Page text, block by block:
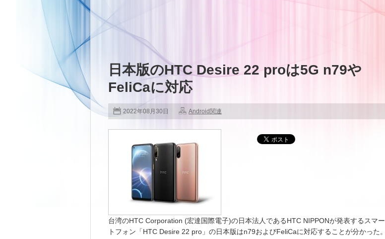
日本版のHTC Desire 22 proは5G n79や
FeliCaに対応
2022年08月30日 Android関連
台湾のHTC Corporation (宏達国際電子)の日本法人であるHTC NIPPONが発表するスマー
トフォン「HTC Desire 22 pro」の日本版はn79およびFeliCaに対応することが分かった。